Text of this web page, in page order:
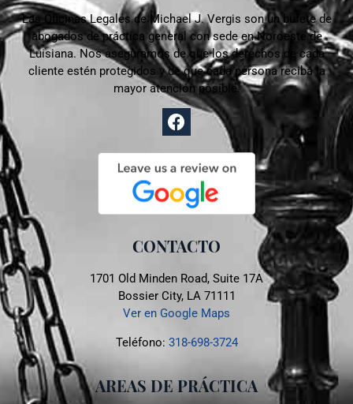
Las Oficinas Legales de Michael J. Vergis son un bufete de
abogados de práctica general con sede enNoroeste de
Luisiana. Nos aseguramos de que los derechos de cada
cliente estén protegidos y de que cada persona reciba la
mayor atención posible.
CONTACTO
1701 Old Minden Road, Suite 17A
Bossier City, LA 71111
Ver en Google Maps
Teléfono: 318-698-3724
AREAS DE PRÁCTICA